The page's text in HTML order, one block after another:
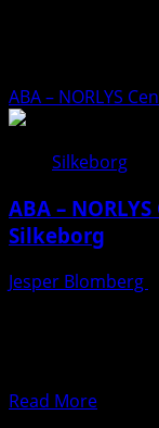
ABA – NORLYS
Silkeborg
ABA –
Silkeborg
Jesper Blomberg
Read MoreRead